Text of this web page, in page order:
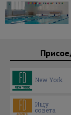
New York
Ищу
совета